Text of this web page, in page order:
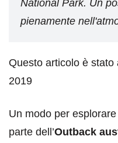
National Park. Un
pienamente
Questo articolo è
2019
Un modo per
parte dell’Outback